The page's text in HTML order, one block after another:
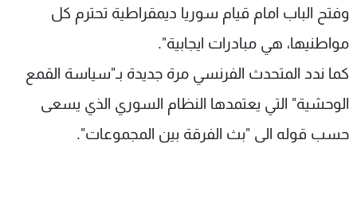
وفتح الباب امام قيام سوريا ديمقراطية تحترم كل
مواطنيها، هي مبادرات ايجابية".
كما ندد المتحدث الفرنسي مرة جديدة بـ"سياسة القمع
الوحشية" التي يعتمدها النظام السوري الذي يسعى
حسب قوله الى "بث الفرقة بين المجموعات".